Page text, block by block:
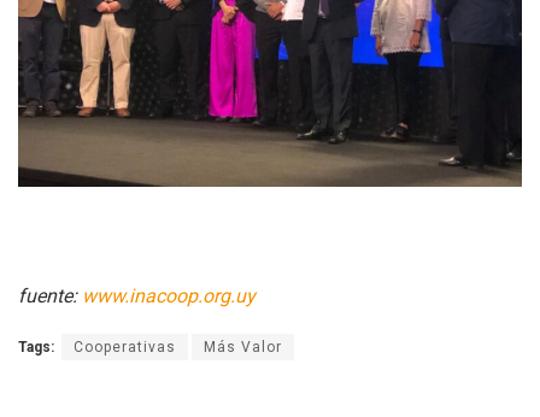
fuente: www.inacoop.org.uy
Tags: Cooperativas Más Valor